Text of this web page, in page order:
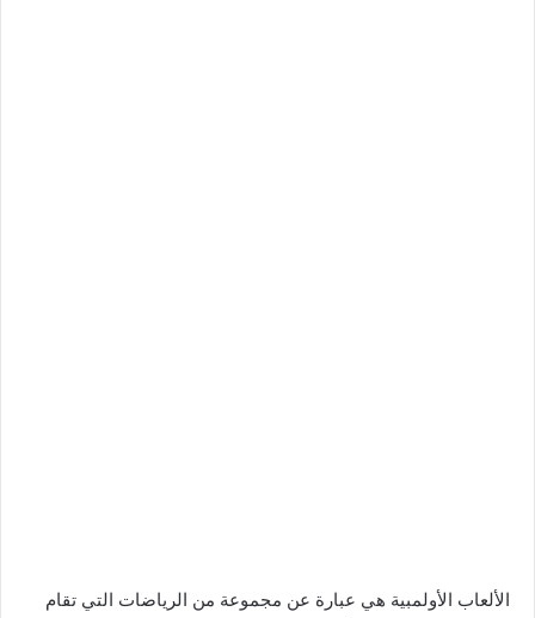
الألعاب الأولمبية هي عبارة عن مجموعة من الرياضات التي تقام